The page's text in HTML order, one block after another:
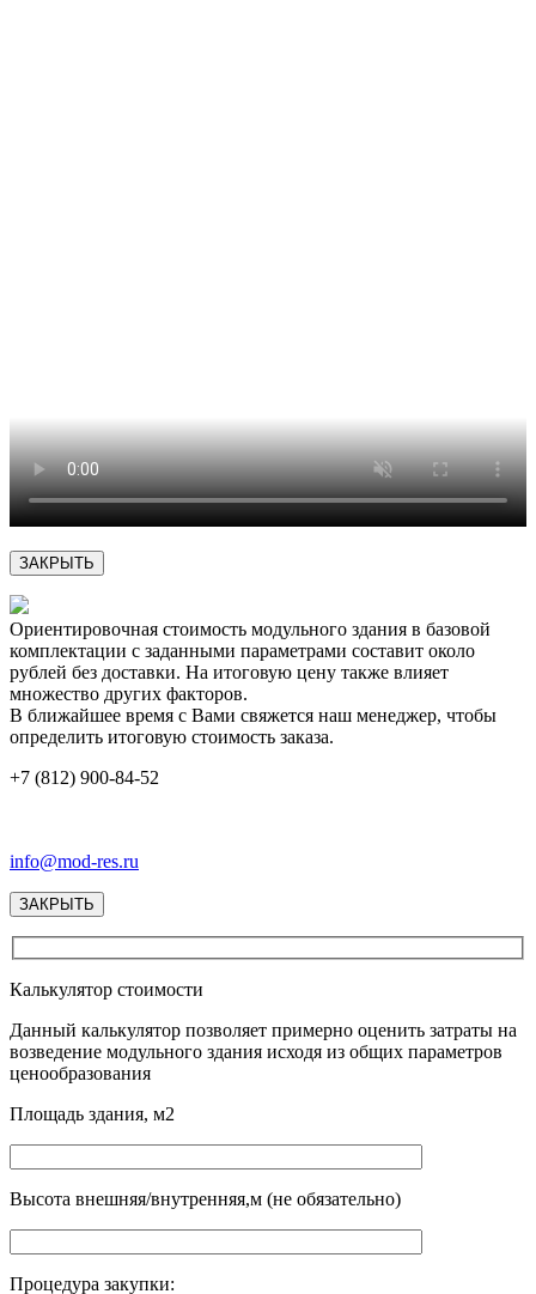
ЗАКРЫТЬ
Ориентировочная стоимость модульного здания в базовой
комплектации с заданными параметрами составит около
рублей без доставки. На итоговую цену также влияет
множество других факторов.
В ближайшее время с Вами свяжется наш менеджер, чтобы
определить итоговую стоимость заказа.
+7 (812) 900-84-52
info@mod-res.ru
ЗАКРЫТЬ
Калькулятор стоимости
Данный калькулятор позволяет примерно оценить затраты на
возведение модульного здания исходя из общих параметров
ценообразования
Площадь здания, м2
Высота внешняя/внутренняя,м (не обязательно)
Процедура закупки: